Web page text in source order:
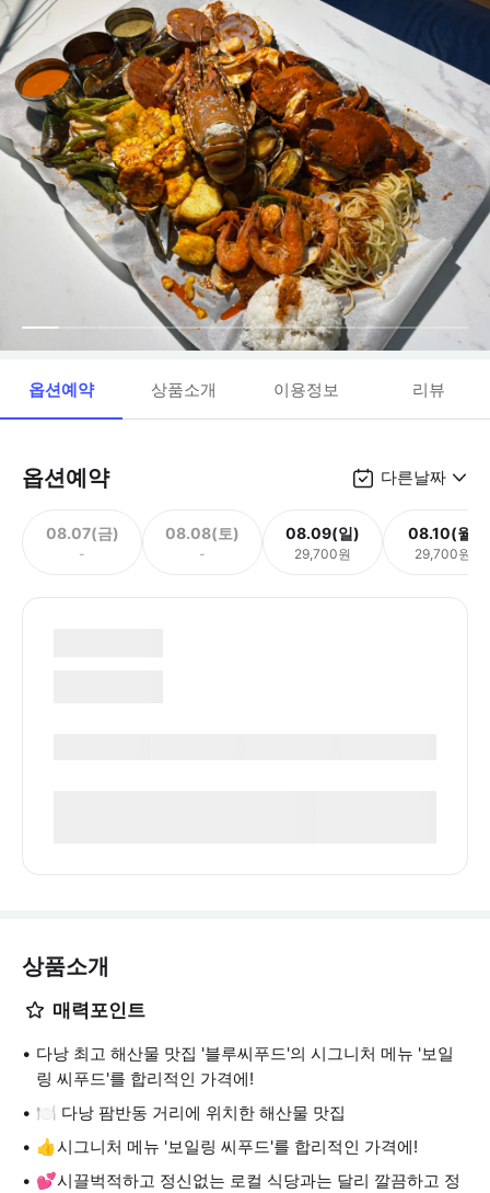
옵션예약 상품소개 이용정보 리뷰
옵션예약 다른날짜
08.07(금)
-
08.08(토)
-
08.09(일)
29,700원
08.10(월)
29,700원
상품소개
매력포인트
다낭 최고 해산물 맛집 '블루씨푸드'의 시그니처 메뉴 '보일
링 씨푸드'를 합리적인 가격에!
🍽️ 다낭 팜반동 거리에 위치한 해산물 맛집
👍시그니처 메뉴 '보일링 씨푸드'를 합리적인 가격에!
💕시끌벅적하고 정신없는 로컬 식당과는 달리 깔끔하고 정